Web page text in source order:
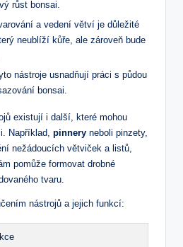
růst bonsai.
a vedení větví je důležité
neublíží kůře, ale zároveň bude
nástroje usnadňují práci s půdou‍
‌bonsai.
existují i další, které mohou
Například, pinnery neboli pinzety,
nežádoucích ⁣větviček a listů,
pomůže formovat drobné
tvaru.​
nástrojů a ‍jejich funkcí: